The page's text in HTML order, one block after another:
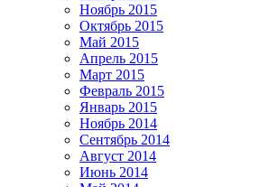
Ноябрь 2015
Октябрь 2015
Май 2015
Апрель 2015
Март 2015
Февраль 2015
Январь 2015
Ноябрь 2014
Сентябрь 2014
Август 2014
Июнь 2014